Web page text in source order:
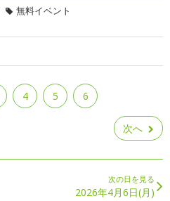
無料イベント
4 5 6
次へ
次の日を見る
2026年4月6日(月)